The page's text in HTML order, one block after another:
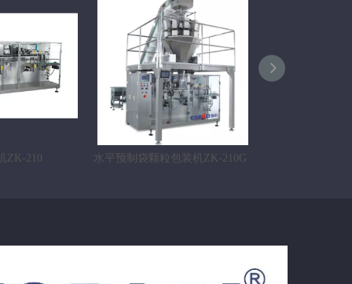
ZK-210 水平预制袋颗粒包装机ZK-210G